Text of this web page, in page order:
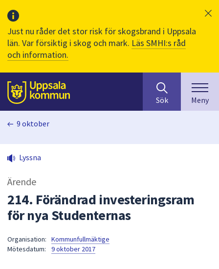
Just nu råder det stor risk för skogsbrand i Uppsala
län. Var försiktig i skog och mark. Läs SMHI:s råd
och information.
Till sidans
huvudinnehåll
efter
innehåll
på
sökfältet
kommer
Sök Meny
9 oktober
Lyssna
Ärende
214. Förändrad investeringsram
för nya Studenternas
Organisation:
Kommunfullmäktige
Mötesdatum:
9 oktober 2017